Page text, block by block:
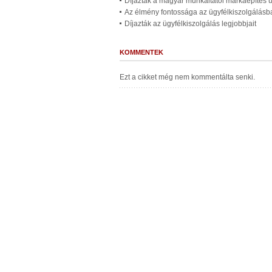
Az élmény fontossága az
Díjazták az ügyfélkiszolgálás legjobbjait